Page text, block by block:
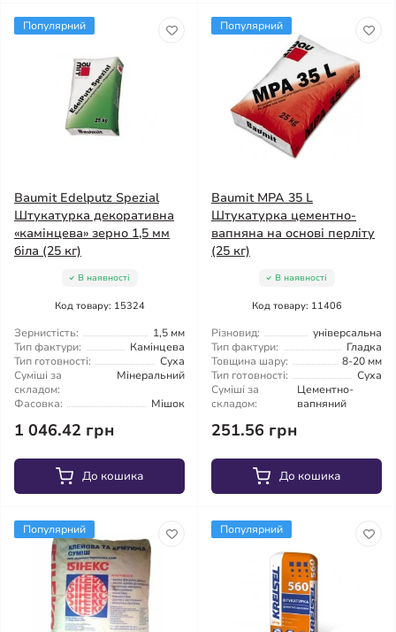
Популярний
Baumit Edelputz Spezial
Штукатурка декоративна
«камінцева» зерно 1,5 мм
біла (25 кг)
В наявності
Код товару: 15324
Зернистість:
1,5 мм
Тип фактури:
Камінцева
Тип готовності:
Суха
Суміші за
складом:
Мінеральний
Фасовка:
Мішок
1 046.42 грн
До кошика
Популярний
Baumit MPA 35 L
Штукатурка цементно-
вапняна на основі перліту
(25 кг)
В наявності
Код товару: 11406
Різновид:
універсальна
Тип фактури:
Гладка
Товщина шару:
8-20 мм
Тип готовності:
Суха
Суміші за
складом:
Цементно-
вапняний
251.56 грн
До кошика
Популярний Популярний